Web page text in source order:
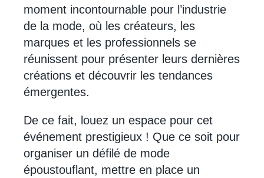
moment incontournable pour l’industrie
de la mode, où les créateurs, les
marques et les professionnels se
réunissent pour présenter leurs dernières
créations et découvrir les tendances
émergentes.
De ce fait, louez un espace pour cet
événement prestigieux ! Que ce soit pour
organiser un défilé de mode
époustouflant, mettre en place un